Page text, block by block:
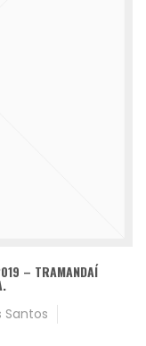
– TRAMANDAÍ
Santos